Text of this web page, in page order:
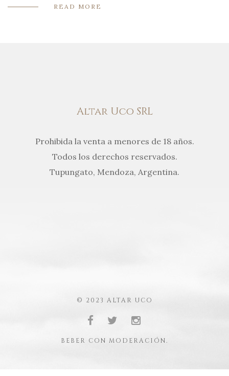
READ MORE
Altar Uco SRL
Prohibida la venta a menores de 18 años.
Todos los derechos reservados.
Tupungato, Mendoza, Argentina.
© 2023 ALTAR UCO
BEBER CON MODERACIÓN.